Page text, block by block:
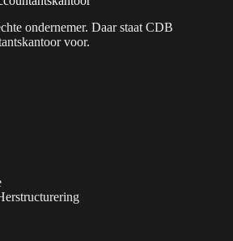
ondernemer. Daar staat CDB
voor.